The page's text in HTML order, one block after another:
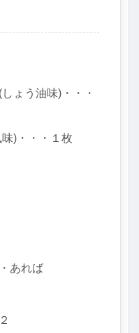
ょう油味)・・・
)・・・１枚
あれば